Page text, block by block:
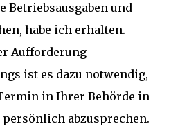
Betriebsausgaben und -
habe ich erhalten.
Aufforderung
ist es dazu notwendig,
in Ihrer Behörde in
abzusprechen.